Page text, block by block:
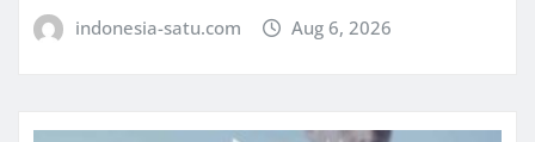
indonesia-satu.com Aug 6, 2026